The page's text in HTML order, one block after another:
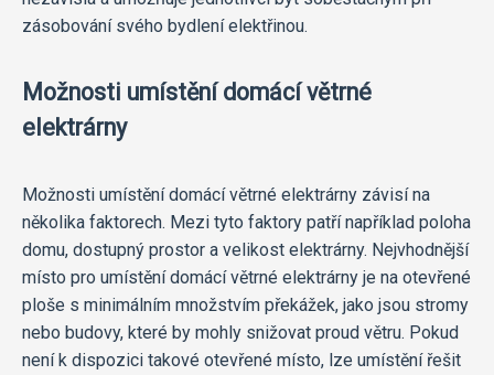
zásobování svého bydlení elektřinou.
Možnosti umístění domácí větrné
elektrárny
Možnosti umístění domácí větrné elektrárny závisí na
několika faktorech. Mezi tyto faktory patří například poloha
domu, dostupný prostor a velikost elektrárny. Nejvhodnější
místo pro umístění domácí větrné elektrárny je na otevřené
ploše s minimálním množstvím překážek, jako jsou stromy
nebo budovy, které by mohly snižovat proud větru. Pokud
není k dispozici takové otevřené místo, lze umístění řešit